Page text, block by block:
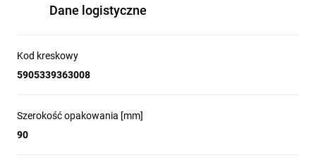
Dane logistyczne
Kod kreskowy
5905339363008
Szerokość opakowania [mm]
90